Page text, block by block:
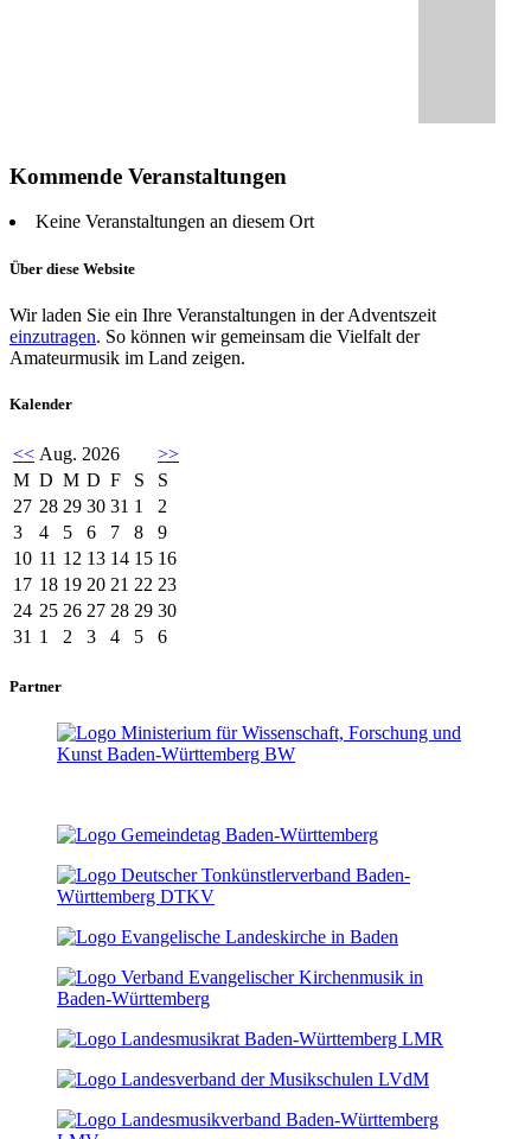
Kommende Veranstaltungen
Keine Veranstaltungen an diesem Ort
Über diese Website
Wir laden Sie ein Ihre Veranstaltungen in der Adventszeit
einzutragen. So können wir gemeinsam die Vielfalt der
Amateurmusik im Land zeigen.
Kalender
<< Aug. 2026
>>
M D M D F S
S
27 28 29 30 31 1
2
3
4 5 6 7 8
9
10 11 12 13 14 15 16
17 18 19 20 21 22 23
24 25 26 27 28 29 30
31 1 2 3 4 5 6
Partner